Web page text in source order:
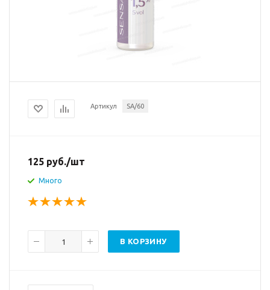
Артикул SA/60
125 руб./шт
Много
В КОРЗИНУ